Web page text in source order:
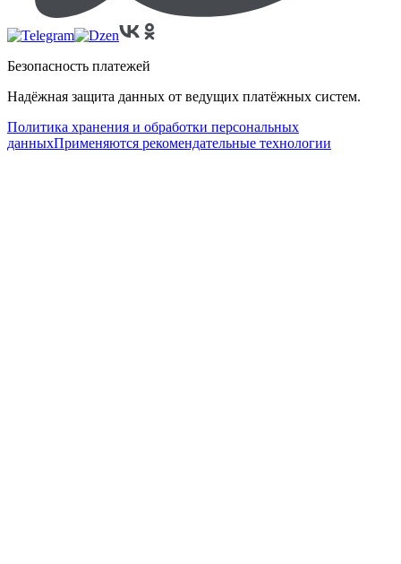
Безопасность платежей
Надёжная защита данных от ведущих платёжных систем.
Политика хранения и обработки персональных
данныхПрименяются рекомендательные технологии